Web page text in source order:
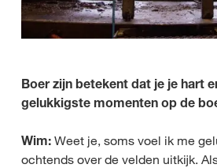
Boer zijn betekent dat je je hart
gelukkigste momenten op de
Wim: Weet je, soms voel ik me
ochtends over de velden uitkijk.